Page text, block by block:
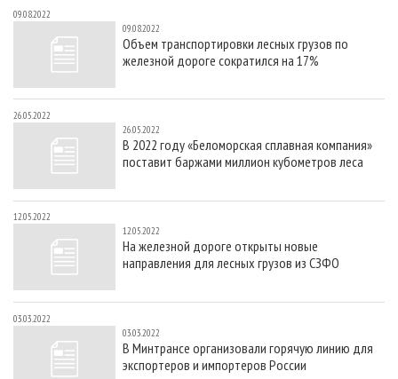
09.08.2022
09.08.2022
Объем транспортировки лесных грузов по
железной дороге сократился на 17%
26.05.2022
26.05.2022
В 2022 году «Беломорская сплавная компания»
поставит баржами миллион кубометров леса
12.05.2022
12.05.2022
На железной дороге открыты новые
направления для лесных грузов из СЗФО
03.03.2022
03.03.2022
В Минтрансе организовали горячую линию для
экспортеров и импортеров России